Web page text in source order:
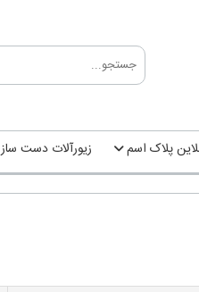
پلاک اسم زیورآلات دست ساز